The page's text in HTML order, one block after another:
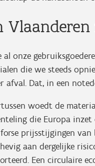
al onze
die we steeds
afval. Dat, in een
woedt de
die Europa
prijsstijgingen
aan dergelijke
Een circulaire